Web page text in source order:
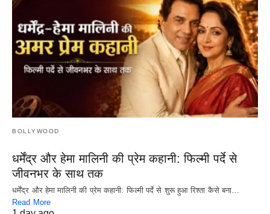
BOLLYWOOD
धर्मेंद्र और हेमा मालिनी की प्रेम कहानी: फिल्मी पर्दे से
जीवनभर के साथ तक
धर्मेंद्र और हेमा मालिनी की प्रेम कहानी: फिल्मी पर्दे से शुरू हुआ रिश्ता कैसे बना…
Read More